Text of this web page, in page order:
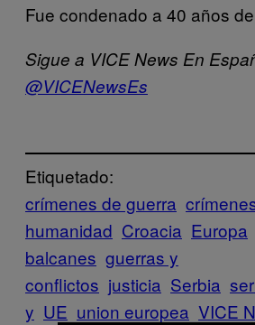
Fue condenado a 40 años
Sigue a VICE News En
@VICENewsEs
Etiquetado:
crímenes de guerra
humanidad Croacia Europa
balcanes guerras y
conflictos justicia Serbia
y UE union europea VICE